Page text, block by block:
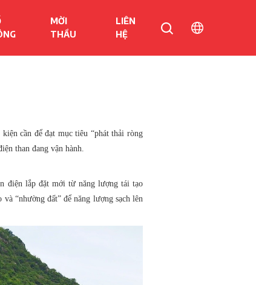
MỜI
THẦU
LIÊN
HỆ
cần để đạt mục tiêu “phát thải ròng
than đang vận hành.
điện lắp đặt mới từ năng lượng tái tạo
“nhường đất” để năng lượng sạch lên